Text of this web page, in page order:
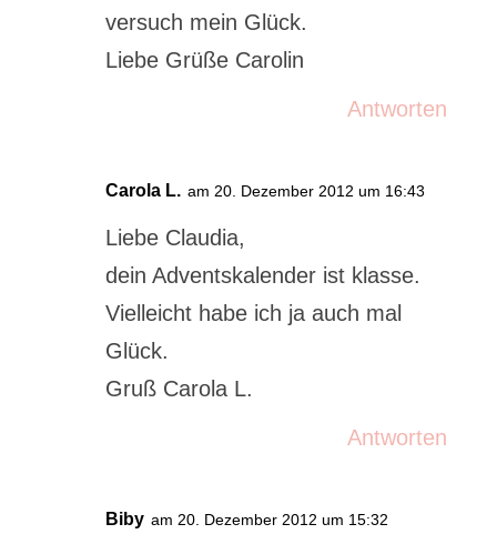
versuch mein Glück.
Liebe Grüße Carolin
Antworten
Carola L. am 20. Dezember 2012 um 16:43
Liebe Claudia,
dein Adventskalender ist klasse.
Vielleicht habe ich ja auch mal
Glück.
Gruß Carola L.
Antworten
Biby am 20. Dezember 2012 um 15:32